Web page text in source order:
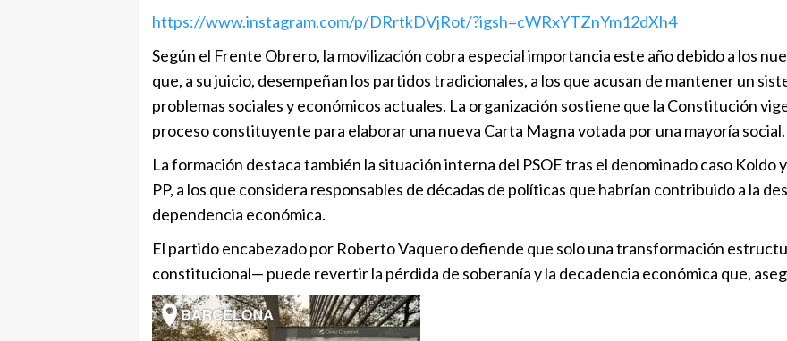
https://www.instagram.com/p/DRrtkDVjRot/?igsh=cWRxYTZnYm12dXh4
Según el Frente Obrero, la movilización cobra especial importancia este año debido a los
que, a su juicio, desempeñan los partidos tradicionales, a los que acusan de mantener un
problemas sociales y económicos actuales. La organización sostiene que la Constitución
proceso constituyente para elaborar una nueva Carta Magna votada por una mayoría social.
La formación destaca también la situación interna del PSOE tras el denominado caso
PP, a los que considera responsables de décadas de políticas que habrían contribuido a la
dependencia económica.
El partido encabezado por Roberto Vaquero defiende que solo una transformación
constitucional— puede revertir la pérdida de soberanía y la decadencia económica que,